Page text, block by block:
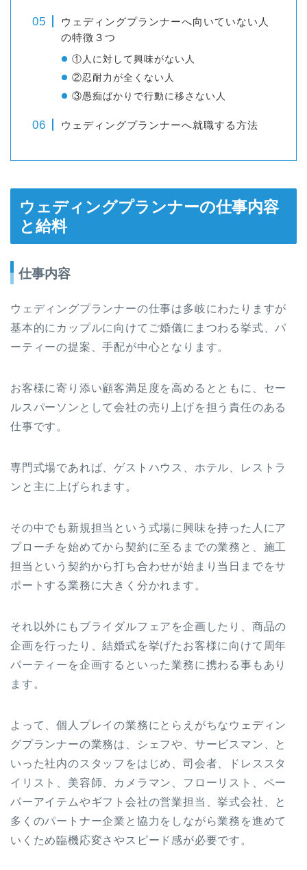
ウェディングプランナーへ向いていない人
の特徴３つ
①人に対して興味がない人
②忍耐力が全くない人
③愚痴ばかりで行動に移さない人
ウェディングプランナーへ就職する方法
ウェディングプランナーの仕事内容
と給料
仕事内容
ウェディングプランナーの仕事は多岐にわたりますが
基本的にカップルに向けてご婚儀にまつわる挙式、パ
ーティーの提案、手配が中心となります。
お客様に寄り添い顧客満足度を高めるとともに、セー
ルスパーソンとして会社の売り上げを担う責任のある
仕事です。
専門式場であれば、ゲストハウス、ホテル、レストラ
ンと主に上げられます。
その中でも新規担当という式場に興味を持った人にア
プローチを始めてから契約に至るまでの業務と、施工
担当という契約から打ち合わせが始まり当日までをサ
ポートする業務に大きく分かれます。
それ以外にもブライダルフェアを企画したり、商品の
企画を行ったり、結婚式を挙げたお客様に向けて周年
パーティーを企画するといった業務に携わる事もあり
ます。
よって、個人プレイの業務にとらえがちなウェディン
グプランナーの業務は、シェフや、サービスマン、と
いった社内のスタッフをはじめ、司会者、ドレススタ
イリスト、美容師、カメラマン、フローリスト、ペー
パーアイテムやギフト会社の営業担当、挙式会社、と
多くのパートナー企業と協力をしながら業務を進めて
いくため臨機応変さやスピード感が必要です。